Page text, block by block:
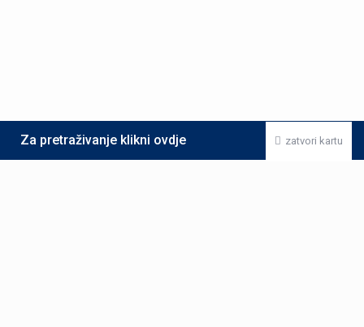
zatvori kartu
Za pretraživanje klikni ovdje